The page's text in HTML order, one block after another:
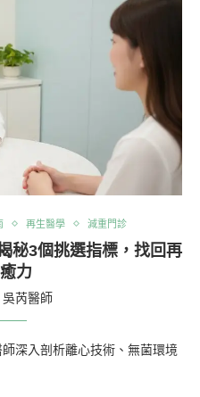
再生醫學 減重門診
秘3個挑選指標，找回再
力
吳芮醫師
深入剖析離心技術、無菌環境